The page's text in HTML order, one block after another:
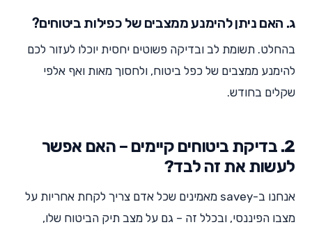
ג. האם ניתן להימנע ממצבים של כפילות ביטוחים?
בהחלט. תשומת לב ובדיקה פשוטים יחסית יוכלו לעזור לכם
להימנע ממצבים של כפל ביטוח, ולחסוך מאות ואף אלפי
שקלים בחודש.
2. בדיקת ביטוחים קיימים – האם אפשר
לעשות את זה לבד?
אנחנו ב-savey מאמינים שכל אדם צריך לקחת אחריות על
מצבו הפיננסי, ובכלל זה – גם על מצב תיק הביטוח שלו,